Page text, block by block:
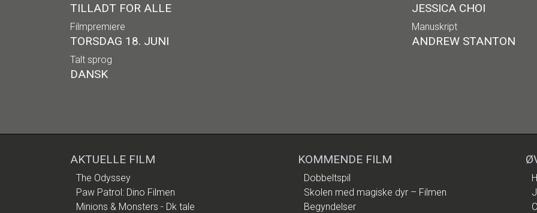
TILLADT FOR ALLE
Filmpremiere
TORSDAG 18. JUNI
Talt sprog
DANSK
JESSICA CHOI
Manuskript
ANDREW STANTON
AKTUELLE FILM
The Odyssey
Paw Patrol: Dino Filmen
Minions & Monsters - Dk tale
KOMMENDE FILM
Dobbeltspil
Skolen med magiske dyr – Filmen
Begyndelser